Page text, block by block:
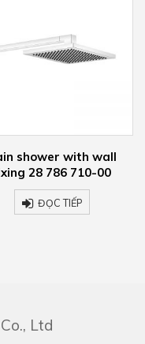
with wall
710-00
TIẾP
Rain
fixing –
Ltd